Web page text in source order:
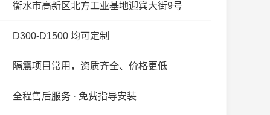
衡水市高新区北方工业基地迎宾大街9号
D300-D1500 均可定制
隔震项目常用，资质齐全、价格更低
全程售后服务 · 免费指导安装